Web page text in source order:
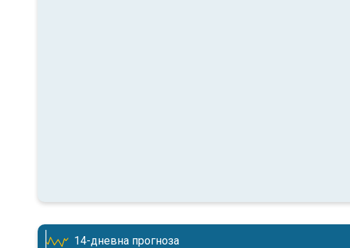
14-дневна прогноза